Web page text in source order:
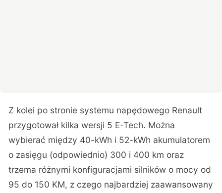
Z kolei po stronie systemu napędowego Renault
przygotował kilka wersji 5 E-Tech. Można
wybierać między 40-kWh i 52-kWh akumulatorem
o zasięgu (odpowiednio) 300 i 400 km oraz
trzema różnymi konfiguracjami silników o mocy od
95 do 150 KM, z czego najbardziej zaawansowany